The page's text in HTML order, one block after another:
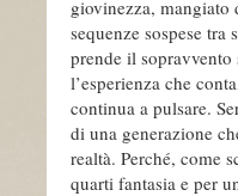
giovinezza,
sequenze sospese
prende il
l’esperienza che
continua a pulsare.
di una generazione
realtà. Perché, come
quarti fantasia e per